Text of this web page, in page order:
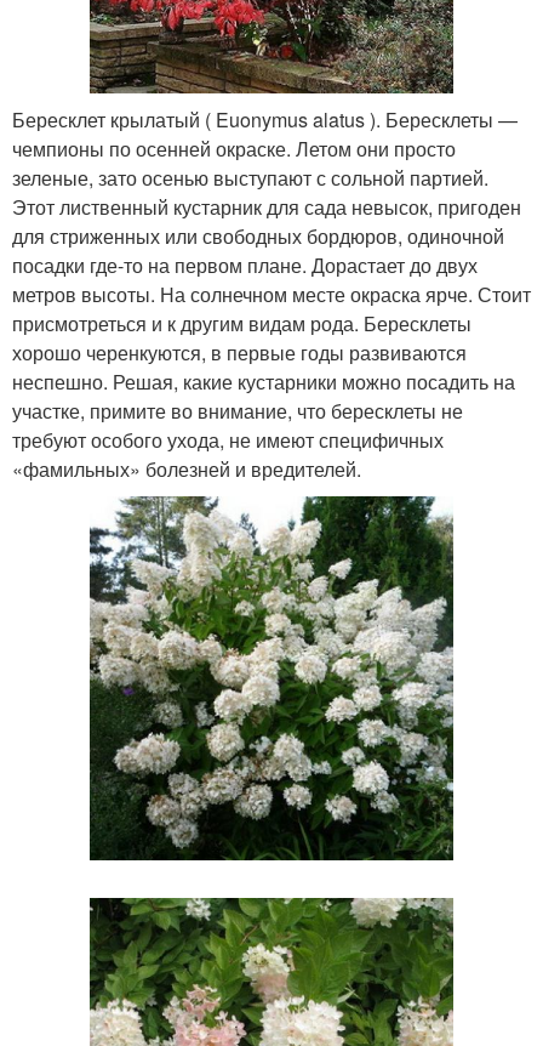
Бересклет крылатый ( Euonymus alatus ). Бересклеты —
чемпионы по осенней окраске. Летом они просто
зеленые, зато осенью выступают с сольной партией.
Этот лиственный кустарник для сада невысок, пригоден
для стриженных или свободных бордюров, одиночной
посадки где-то на первом плане. Дорастает до двух
метров высоты. На солнечном месте окраска ярче. Стоит
присмотреться и к другим видам рода. Бересклеты
хорошо черенкуются, в первые годы развиваются
неспешно. Решая, какие кустарники можно посадить на
участке, примите во внимание, что бересклеты не
требуют особого ухода, не имеют специфичных
«фамильных» болезней и вредителей.